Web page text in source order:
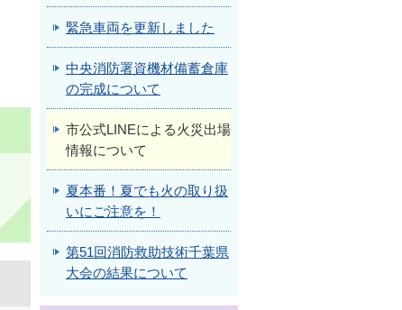
緊急車両を更新しました
中央消防署資機材備蓄倉庫
の完成について
市公式LINEによる火災出場
情報について
夏本番！夏でも火の取り扱
いにご注意を！
第51回消防救助技術千葉県
大会の結果について